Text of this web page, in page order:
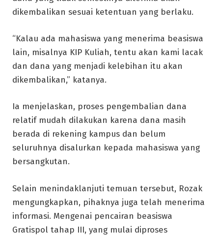
dikembalikan sesuai ketentuan yang berlaku.
“Kalau ada mahasiswa yang menerima beasiswa
lain, misalnya KIP Kuliah, tentu akan kami lacak
dan dana yang menjadi kelebihan itu akan
dikembalikan,” katanya.
Ia menjelaskan, proses pengembalian dana
relatif mudah dilakukan karena dana masih
berada di rekening kampus dan belum
seluruhnya disalurkan kepada mahasiswa yang
bersangkutan.
Selain menindaklanjuti temuan tersebut, Rozak
mengungkapkan, pihaknya juga telah menerima
informasi. Mengenai pencairan beasiswa
Gratispol tahap III, yang mulai diproses